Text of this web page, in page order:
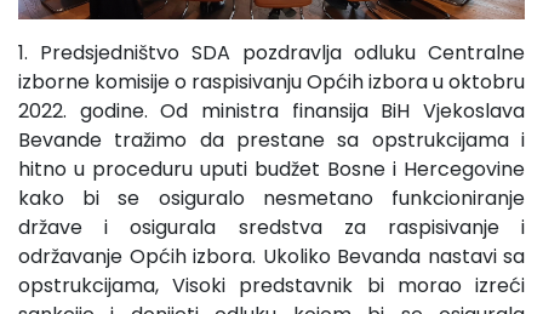
1. Predsjedništvo SDA pozdravlja odluku Centralne
izborne komisije o raspisivanju Općih izbora u oktobru
2022. godine. Od ministra finansija BiH Vjekoslava
Bevande tražimo da prestane sa opstrukcijama i
hitno u proceduru uputi budžet Bosne i Hercegovine
kako bi se osiguralo nesmetano funkcioniranje
države i osigurala sredstva za raspisivanje i
održavanje Općih izbora. Ukoliko Bevanda nastavi sa
opstrukcijama, Visoki predstavnik bi morao izreći